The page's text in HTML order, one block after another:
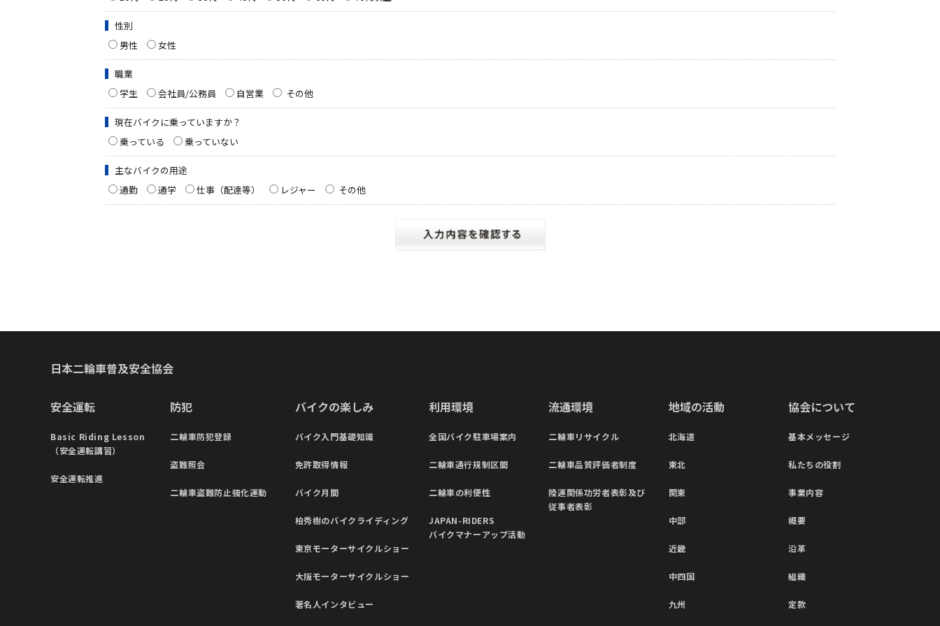
性別
男性
女性
職業
学生
会社員/公務員 自営業 その他
現在バイクに乗っていますか？
乗っている
乗っていない
主なバイクの用途
通勤
通学 仕事（配達等） レジャー その他
日本二輪車普及安全協会
安全運転
Basic Riding Lesson
（安全運転講習）
安全運転推進
防犯
二輪車防犯登録
盗難照会
二輪車盗難防止強化運動
バイクの楽しみ
バイク入門基礎知識
免許取得情報
バイク月間
柏秀樹のバイクライディング
東京モーターサイクルショー
大阪モーターサイクルショー
著名人インタビュー
利用環境
全国バイク駐車場案内
二輪車通行規制区間
二輪車の利便性
JAPAN-RIDERS
バイクマナーアップ活動
流通環境
二輪車リサイクル
二輪車品質評価者制度
陸運関係功労者表彰及び
従事者表彰
地域の活動
北海道
東北
関東
中部
近畿
中四国
九州
協会について
基本メッセージ
私たちの役割
事業内容
概要
沿革
組織
定款